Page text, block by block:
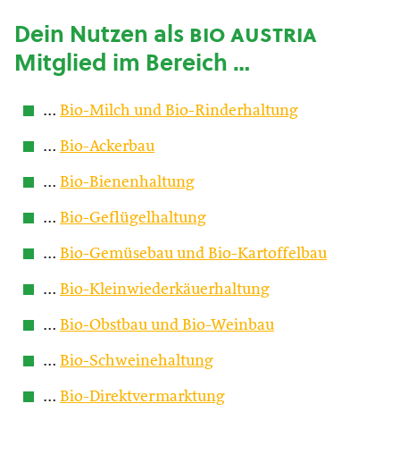
Dein Nutzen alsbio austria
Mitglied im Bereich …
… Bio-Milch und Bio-Rinderhaltung
… Bio-Ackerbau
… Bio-Bienenhaltung
… Bio-Geflügelhaltung
… Bio-Gemüsebau und Bio-Kartoffelbau
… Bio-Kleinwiederkäuerhaltung
… Bio-Obstbau und Bio-Weinbau
… Bio-Schweinehaltung
… Bio-Direktvermarktung